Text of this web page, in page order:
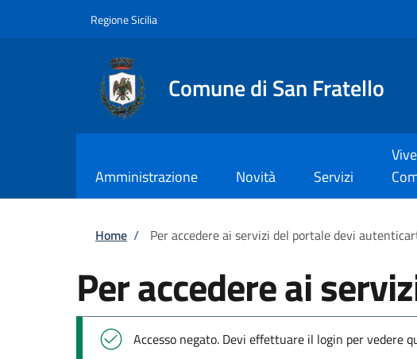
Regione Sicilia
Comune di San Fratello
Amministrazione Novità Servizi
Briciole di pane
Home / Per accedere ai servizi del portale devi
Per accedere ai
Messaggio di stato
Accesso negato. Devi effettuare il login per vedere